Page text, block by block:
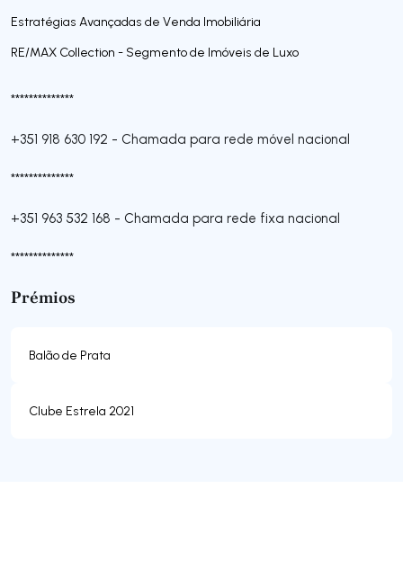
Estratégias Avançadas de Venda Imobiliária
RE/MAX Collection - Segmento de Imóveis de Luxo
**************
+351 918 630 192 - Chamada para rede móvel nacional
**************
+351 963 532 168 - Chamada para rede fixa nacional
**************
Prémios
Balão de Prata
Clube Estrela 2021